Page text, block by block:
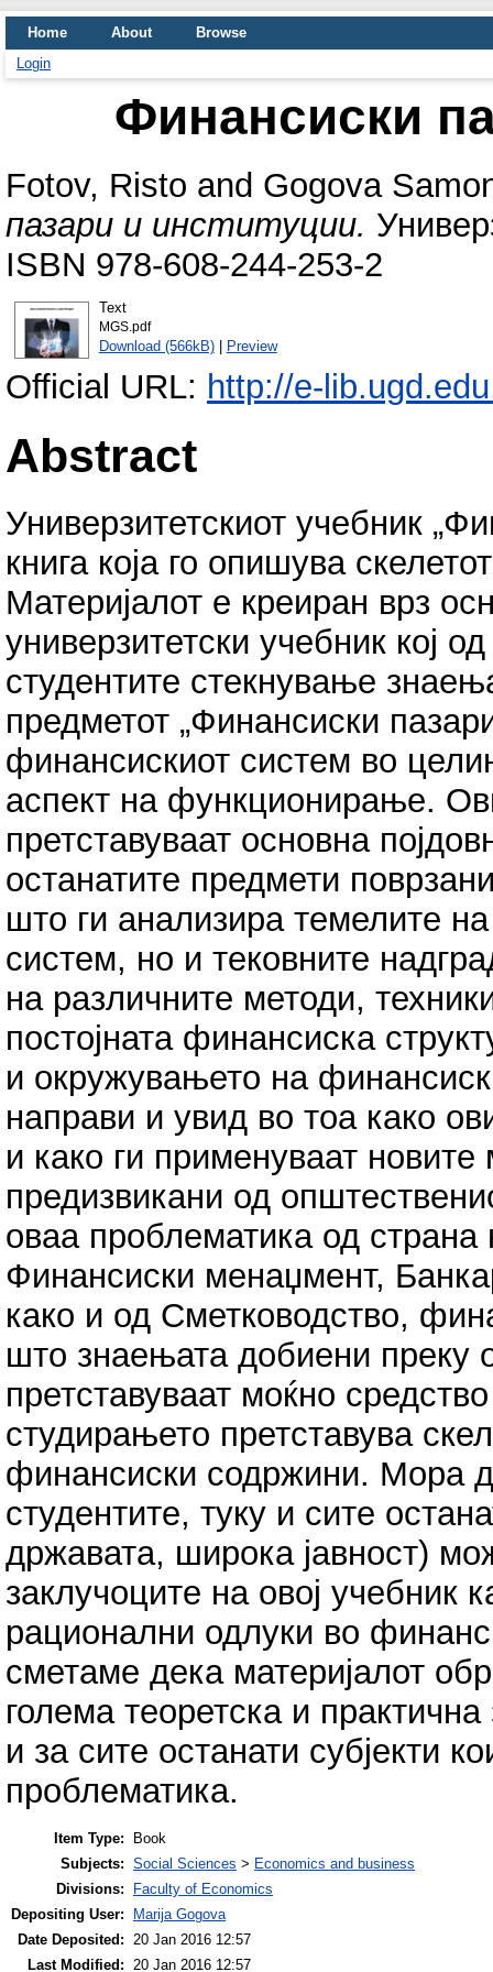
Home About
Browse
Login
Финансиски
Fotov, Risto and Gogova
пазари и институции.
ISBN 978-608-244-253-2
Text
MGS.pdf
Download (566kB)| Preview
Official URL: http://e-
Abstract
Универзитетскиот учебник
книга која го опишува
Материјалот е креиран врз
универзитетски учебник кој
студентите стекнување
предметот „Финансиски
финансискиот систем во
аспект на функционирање.
претставуваат основна
останатите предмети
што ги анализира темелите
систем, но и тековните
на различните методи,
постојната финансиска
и окружувањето на
направи и увид во тоа како
и како ги применуваат
предизвикани од
оваа проблематика од страна
Финансиски менаџмент,
како и од Сметководство,
што знаењата добиени преку
претставуваат моќно
студирањето претставува
финансиски содржини. Мора
студентите, туку и сите
државата, широка јавност)
заклучоците на овој учебник
рационални одлуки во
сметаме дека материјалот
голема теоретска и практична
и за сите останати субјекти
проблематика.
Item Type:
Book
Subjects: Social Sciences > Economics and business
Divisions:
Faculty of Economics
Depositing User:
Marija Gogova
Date Deposited: 20 Jan 2016 12:57
Last Modified: 20 Jan 2016 12:57